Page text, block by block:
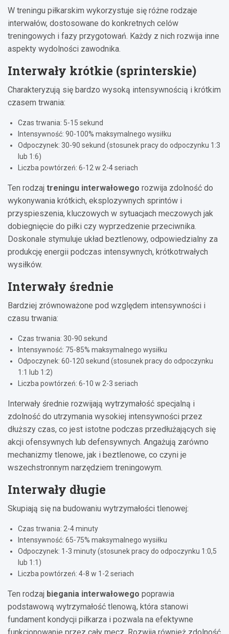
W treningu piłkarskim wykorzystuje się różne rodzaje
interwałów, dostosowane do konkretnych celów
treningowych i fazy przygotowań. Każdy z nich rozwija inne
aspekty wydolności zawodnika.
Interwały krótkie (sprinterskie)
Charakteryzują się bardzo wysoką intensywnością i krótkim
czasem trwania:
Czas trwania: 5-15 sekund
Intensywność: 90-100% maksymalnego wysiłku
Odpoczynek: 30-90 sekund (stosunek pracy do odpoczynku 1:3
lub 1:6)
Liczba powtórzeń: 6-12 w 2-4 seriach
Ten rodzaj treningu interwałowego rozwija zdolność do
wykonywania krótkich, eksplozywnych sprintów i
przyspieszenia, kluczowych w sytuacjach meczowych jak
dobiegnięcie do piłki czy wyprzedzenie przeciwnika.
Doskonale stymuluje układ beztlenowy, odpowiedzialny za
produkcję energii podczas intensywnych, krótkotrwałych
wysiłków.
Interwały średnie
Bardziej zrównoważone pod względem intensywności i
czasu trwania:
Czas trwania: 30-90 sekund
Intensywność: 75-85% maksymalnego wysiłku
Odpoczynek: 60-120 sekund (stosunek pracy do odpoczynku
1:1 lub 1:2)
Liczba powtórzeń: 6-10 w 2-3 seriach
Interwały średnie rozwijają wytrzymałość specjalną i
zdolność do utrzymania wysokiej intensywności przez
dłuższy czas, co jest istotne podczas przedłużających się
akcji ofensywnych lub defensywnych. Angażują zarówno
mechanizmy tlenowe, jak i beztlenowe, co czyni je
wszechstronnym narzędziem treningowym.
Interwały długie
Skupiają się na budowaniu wytrzymałości tlenowej:
Czas trwania: 2-4 minuty
Intensywność: 65-75% maksymalnego wysiłku
Odpoczynek: 1-3 minuty (stosunek pracy do odpoczynku 1:0,5
lub 1:1)
Liczba powtórzeń: 4-8 w 1-2 seriach
Ten rodzaj biegania interwałowego poprawia
podstawową wytrzymałość tlenową, która stanowi
fundament kondycji piłkarza i pozwala na efektywne